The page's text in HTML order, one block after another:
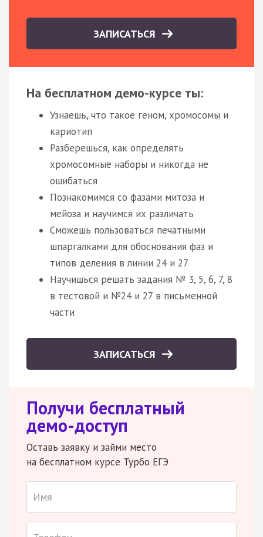
ЗАПИСАТЬСЯ
На бесплатном демо-курсе ты:
Узнаешь, что такое геном, хромосомы и
кариотип
Разберешься, как определять
хромосомные наборы и никогда не
ошибаться
Познакомимся со фазами митоза и
мейоза и научимся их различать
Сможешь пользоваться печатными
шпаргалками для обоснования фаз и
типов деления в линии 24 и 27
Научишься решать задания № 3, 5, 6, 7, 8
в тестовой и №24 и 27 в письменной
части
ЗАПИСАТЬСЯ
Получи бесплатный
демо-доступ
Оставь заявку и займи место
на бесплатном курсе Турбо ЕГЭ